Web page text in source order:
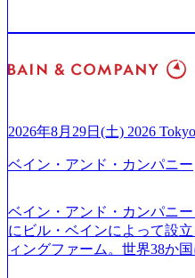
ア組織） 2026年8月22日(土)
日(月) 16:00 ※応募者が定員
の上参加者を決定させてい
● 当日の流れ 受付 → 会社説
後、随時ご案内) ※全てリモ
通常の選考フローと異なり
ションサーチになります。
きます。 ※本求人はレバテ
す。 ※案件によっては客先
す。 ＜ITコンサルタント＞
た？ (https://
nture.com/jp-ja/case-studies/
on) 大正製薬：ITカーブアウ
m/jp-ja/case-studies/consulting/
ジー & コンサルティング）
s://www.accenture.com/jp-ja/
する「保安ネット」を構築
ry-safety-network)（公共サー
導入で基幹システムを刷新
se-studies/consumer-goods-
確実な実現と社会的価値及
Cとの戦略的資本提携も実
シングなどの専門知識と、豊
えるプロフェッショナルを
トとしている SAP領域にお
定コンサルタント資格を取
資格も保有、さまざまな業
と蓄積されたノウハウを基
を開発し、それらを活用し
ティングサービスを提供する
2026年8月29日(土) 2026
ベイン・アンド・カンパニー
ベイン・アンド・カンパニー
にビル・ベインによって設
ィングファーム。世界38か